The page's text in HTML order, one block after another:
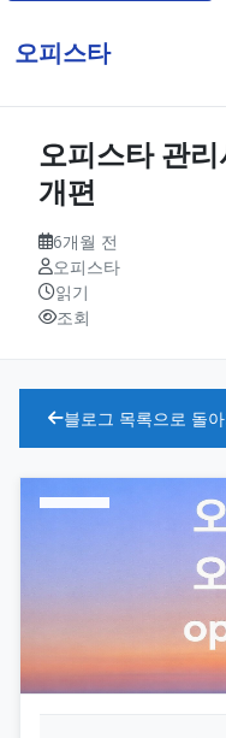
오피스타
오피스타 관
개편
6개월 전
오피스타
읽기
조회
블로그 목록으로 돌